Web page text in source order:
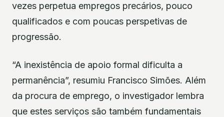
vezes perpetua empregos precários, pouco
qualificados e com poucas perspetivas de
progressão.
“A inexistência de apoio formal dificulta a
permanência”, resumiu Francisco Simões. Além
da procura de emprego, o investigador lembra
que estes serviços são também fundamentais